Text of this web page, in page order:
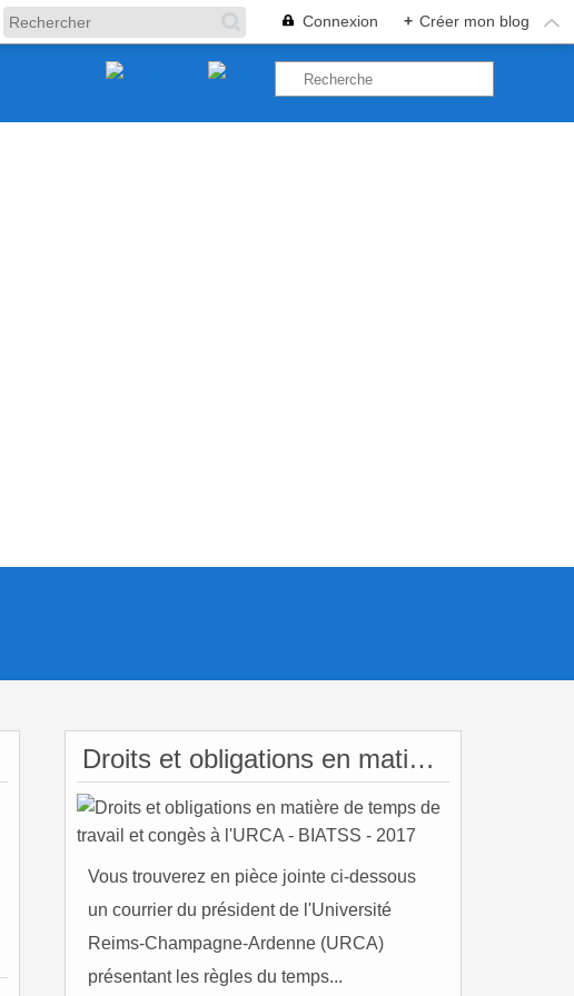
Connexion + Créer mon blog
Droits et obligations en matière de temps de travail et congès à l'URCA - BIATSS - 2017
Vous trouverez en pièce jointe ci-dessous
un courrier du président de l'Université
Reims-Champagne-Ardenne (URCA)
présentant les règles du temps...